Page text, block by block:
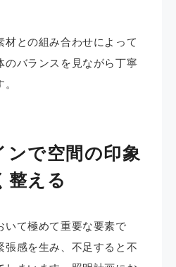
材との組み合わせによって
のバランスを見ながら丁寧
ンで空間の印象
整える
いて極めて重要な要素で
張感を生み、不足すると不